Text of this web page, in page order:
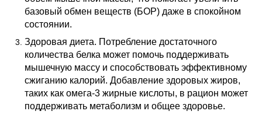
базовый обмен веществ (БОР) даже в спокойном
состоянии.
Здоровая диета. Потребление достаточного
количества белка может помочь поддерживать
мышечную массу и способствовать эффективному
сжиганию калорий. Добавление здоровых жиров,
таких как омега-3 жирные кислоты, в рацион может
поддерживать метаболизм и общее здоровье.